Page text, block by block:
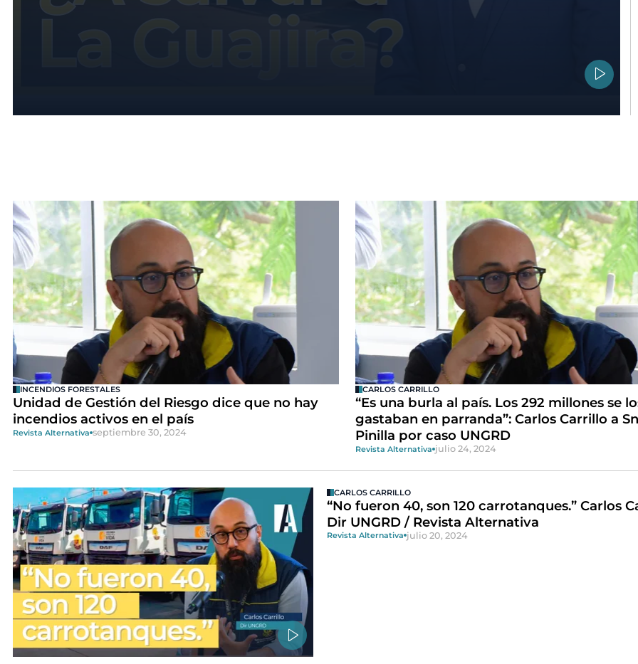
INCENDIOS FORESTALES
Unidad de Gestión del Riesgo dice que no hay
incendios activos en el país
Revista Alternativa septiembre 30, 2024
CARLOS CARRILLO
“Es una burla al país. Los 292 millones se
gastaban en parranda”: Carlos Carrillo a
Pinilla por caso UNGRD
Revista Alternativa julio 24, 2024
CARLOS CARRILLO
“No fueron 40, son 120 carrotanques.” Carlos
Dir UNGRD / Revista Alternativa
Revista Alternativa julio 20, 2024